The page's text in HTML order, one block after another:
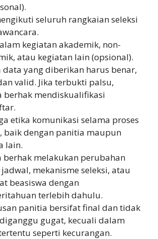
seluruh rangkaian seleksi
kegiatan akademik, non-
atau kegiatan lain (opsional).
data yang diberikan harus benar,
valid. Jika terbukti palsu,
berhak mendiskualifikasi
etika komunikasi selama proses
baik dengan panitia maupun
lain.
berhak melakukan perubahan
mekanisme seleksi, atau
beasiswa dengan
terlebih dahulu.
panitia bersifat final dan tidak
gugat, kecuali dalam
seperti kecurangan.